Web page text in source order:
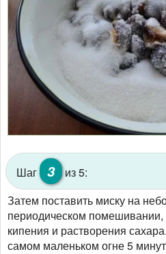
Шаг 3
из 5:
Затем поставить миску на
периодическом
кипения и растворения
самом маленьком огне 5